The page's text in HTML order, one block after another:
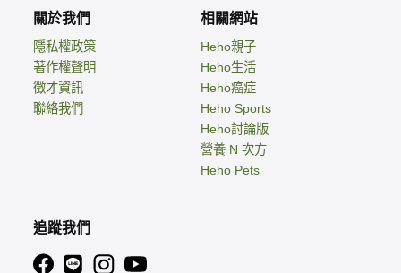
關於我們
隱私權政策
著作權聲明
徵才資訊
聯絡我們
相關網站
Heho親子
Heho生活
Heho癌症
Heho Sports
Heho討論版
營養 N 次方
Heho Pets
追蹤我們